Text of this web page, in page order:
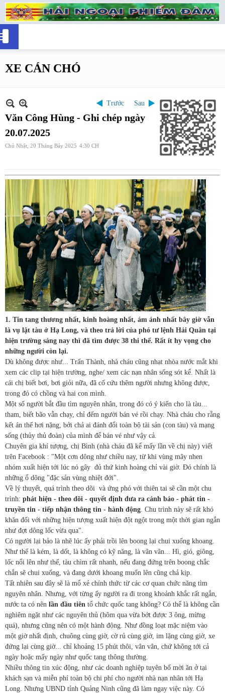
XE CÁN CHÓ
Trước Sau
Văn Công Hùng - Ghi chép ngày
20.07.2025
Chủ Nhật, 20 Tháng Bảy 2025 4:30 CH
1. Tin tang thương nhất, kinh hoàng nhất, ám ảnh nhất bây giờ vẫn
là vụ lật tàu ở Hạ Long, và theo trả lời của phó tư lệnh Hải Quân tại
hiện trường sáng nay thì đã tìm được 38 thi thể. Rất ít hy vọng cho
những người còn lại.
Dù không được như... Trấn Thành, nhà cháu cũng nhạt nhòa nước mắt khi
xem các clip tại hiện trường, nghe/ xem các nạn nhân sống sót kể. Nhất là
cái chị biết bơi, bơi giỏi nữa, đã cố cứu thêm người nhưng không được,
trong đó có chồng và hai con mình.
Một số người bắt đầu tìm nguyên nhân, trong đó có ý kiến cho là tàu...
tham, biết bão vẫn chạy, chỉ đếm người bán vé rồi chạy. Nhà cháu cho rằng
kết án thế hơi nặng, bởi chả ai đánh đổi toàn bộ tài sản (con tàu) và mạng
sống (thủy thủ đoàn) của mình để bán vé như vậy cả.
Chuyên gia khí tượng, chị Bình (nhà cháu đã kể mấy lần về chị này) viết
trên Facebook : "Một cơn dông như chiều nay, từ khi vùng mây nhen
nhóm xuất hiện tới lúc nó gây đủ thứ kinh hoàng chỉ vài giờ. Đó chính là
những ổ dông "đặc sản vùng nhiệt đới".
Về lý thuyết, quá trình theo dõi và ứng phó với thiên tai sẽ cần một chu
trình: phát hiện - theo dõi - quyết định đưa ra cảnh báo - phát tin -
truyền tin - tiếp nhận thông tin - hành động . Chu trình này sẽ rất khó
khăn đối với những hiện tượng xuất hiện đột ngột trong một thời gian ngắn
như đợt dông lốc vừa qua".
Có người lại bảo là nhẽ lúc ấy phải trồi lên boong lại chui xuống khoang.
Như thế là kém, là dốt, là không có kỹ năng, là vân vân... Hì, gió, giông,
lốc nổi lên như thế, tàu chìm rất nhanh, nếu đang đứng trên boong chắc
chắn sẽ chui xuống, và đang dưới khoang muốn lên cũng chả kịp.
Tất nhiên sau đây sẽ là mổ xẻ chính thức từ các cơ quan chức năng tìm
nguyên nhân. Nhưng, với từng ấy người ra đi trong khoảnh khắc rất ngắn,
nước ta có nên lần đầu tiên tổ chức quốc tang không? Có thể là không cần
nghiêm ngặt như các nguyên thủ (hôm qua vừa bớt được 3 ông , mừng
quá), nhưng cũng nên có một hành động. Như đồng loạt mặc niệm vào
một giờ nhất định, chuông cùng giờ, cờ rủ cùng giờ, im lặng cùng giờ, xe
đứng lại cùng giờ... chỉ khoảng 15 phút thôi, vân vân, chứ không tới cả
ngày hoặc mấy ngày như quốc tang thông thường.
Nhiều thông tin xúc động, như các doanh nghiệp tuyên bố mời ăn ở tại
khách sạn và miễn phí toàn bộ chi phí cho người nhà nạn nhân tới Hạ
Long. Nhưng UBND tỉnh Quảng Ninh cũng đã làm ngay việc này. Có